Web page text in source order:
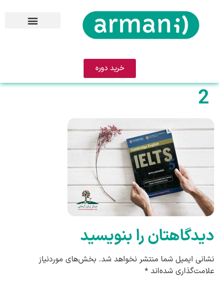
خرید دوره
2
دیدگاهتان را بنویسید
نشانی ایمیل شما منتشر نخواهد شد. بخش‌های موردنیاز
علامت‌گذاری شده‌اند *